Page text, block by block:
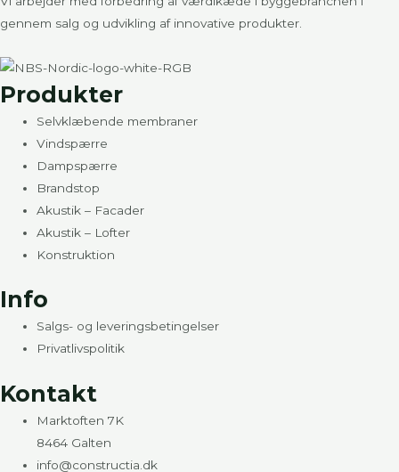
gennem salg og udvikling af innovative produkter.
Produkter
Selvklæbende membraner
Vindspærre
Dampspærre
Brandstop
Akustik – Facader
Akustik – Lofter
Konstruktion
Info
Salgs- og leveringsbetingelser
Privatlivspolitik
Kontakt
Marktoften 7K
8464 Galten
info@constructia.dk